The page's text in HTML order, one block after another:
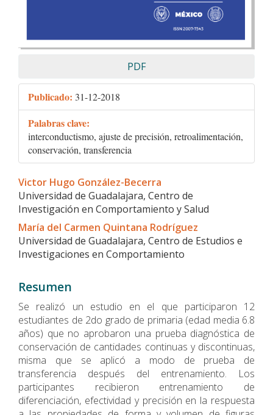
PDF
Publicado: 31-12-2018
Palabras clave:
interconductismo, ajuste de precisión, retroalimentación,
conservación, transferencia
Contenido
principal
del
artículo
Victor Hugo González-Becerra
Universidad de Guadalajara, Centro de
Investigación en Comportamiento y Salud
María del Carmen Quintana Rodríguez
Universidad de Guadalajara, Centro de Estudios e
Investigaciones en Comportamiento
Resumen
Se realizó un estudio en el que participaron 12
estudiantes de 2do grado de primaria (edad media 6.8
años) que no aprobaron una prueba diagnóstica de
conservación de cantidades continuas y discontinuas,
misma que se aplicó a modo de prueba de
transferencia después del entrenamiento. Los
participantes recibieron entrenamiento de
diferenciación, efectividad y precisión en la respuesta